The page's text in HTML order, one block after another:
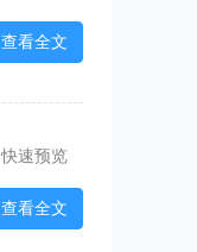
查看全文
快速预览
查看全文